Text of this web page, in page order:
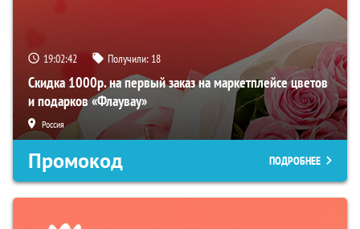
19:02:41 Получили: 18
Скидка 1000р. на первый заказ на маркетплейсе цветов
и подарков «Флаувау»
Россия
Промокод ПОДРОБНЕЕ